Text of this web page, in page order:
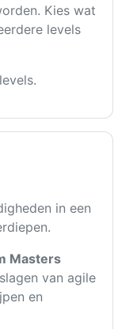
Kies wat
levels
in een
Masters
van agile
en